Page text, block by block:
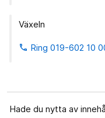
Växeln
phone Ring 019-602 10
Hade du nytta av